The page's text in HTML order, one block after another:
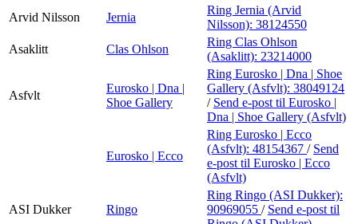
Arvid Nilsson
Jernia
Ring Jernia (Arvid
Nilsson): 38124550
Asaklitt
Clas Ohlson
Ring Clas Ohlson
(Asaklitt): 23214000
Asfvlt
Eurosko | Dna |
Shoe Gallery
Ring Eurosko | Dna | Shoe
Gallery (Asfvlt): 38049124
/ Send e-post til Eurosko |
Dna | Shoe Gallery (Asfvlt)
Eurosko | Ecco
Ring Eurosko | Ecco
(Asfvlt): 48154367 / Send
e-post til Eurosko | Ecco
(Asfvlt)
ASI Dukker Ringo
Ring Ringo (ASI Dukker):
90969055 / Send e-post til